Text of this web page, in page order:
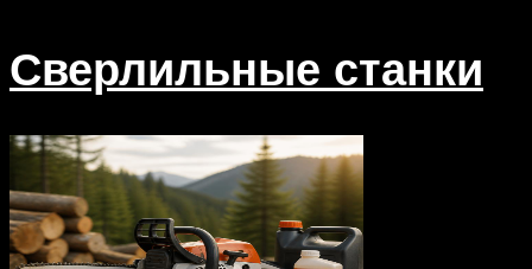
Сверлильные станки